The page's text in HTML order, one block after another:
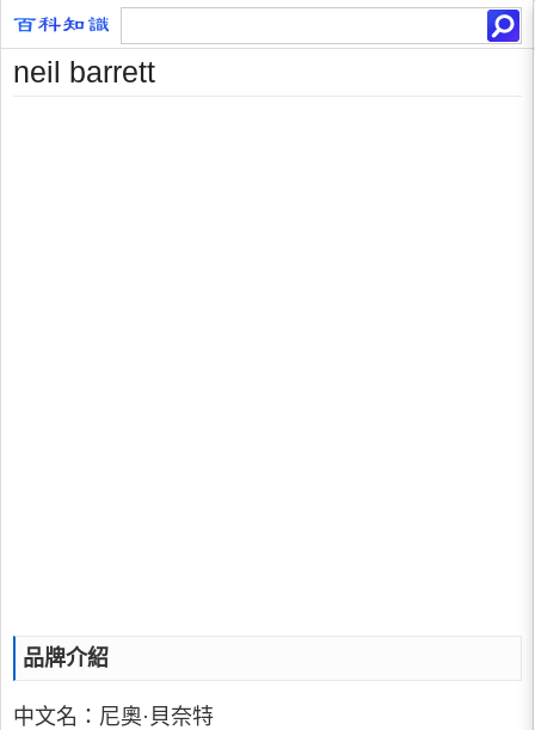
neil barrett
品牌介紹
中文名：尼奧·貝奈特